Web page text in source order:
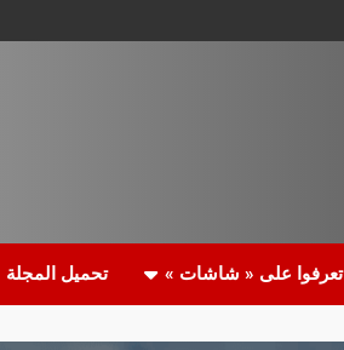
تعرفوا على « شاشات » تحميل المجلة